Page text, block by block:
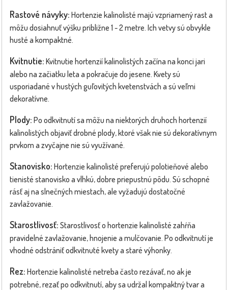
Rastové návyky: Hortenzie kalinolisté majú vzpriamený rast a
môžu dosiahnuť výšku približne 1 - 2 metre. Ich vetvy sú obvykle
husté a kompaktné.
Kvitnutie: Kvitnutie hortenzií kalinolistých začína na konci jari
alebo na začiatku leta a pokračuje do jesene. Kvety sú
usporiadané v hustých guľovitých kvetenstvách a sú veľmi
dekoratívne.
Plody: Po odkvitnutí sa môžu na niektorých druhoch hortenzií
kalinolistých objaviť drobné plody, ktoré však nie sú dekoratívnym
prvkom a zvyčajne nie sú využívané.
Stanovisko: Hortenzie kalinolisté preferujú polotieňové alebo
tienisté stanovisko a vlhkú, dobre priepustnú pôdu. Sú schopné
rásť aj na slnečných miestach, ale vyžadujú dostatočné
zavlažovanie.
Starostlivosť: Starostlivosť o hortenzie kalinolisté zahŕňa
pravidelné zavlažovanie, hnojenie a mulčovanie. Po odkvitnutí je
vhodné odstrániť odkvitnuté kvety a staré výhonky.
Rez: Hortenzie kalinolisté netreba často rezávať, no ak je
potrebné, rezať po odkvitnutí, aby sa udržal kompaktný tvar a